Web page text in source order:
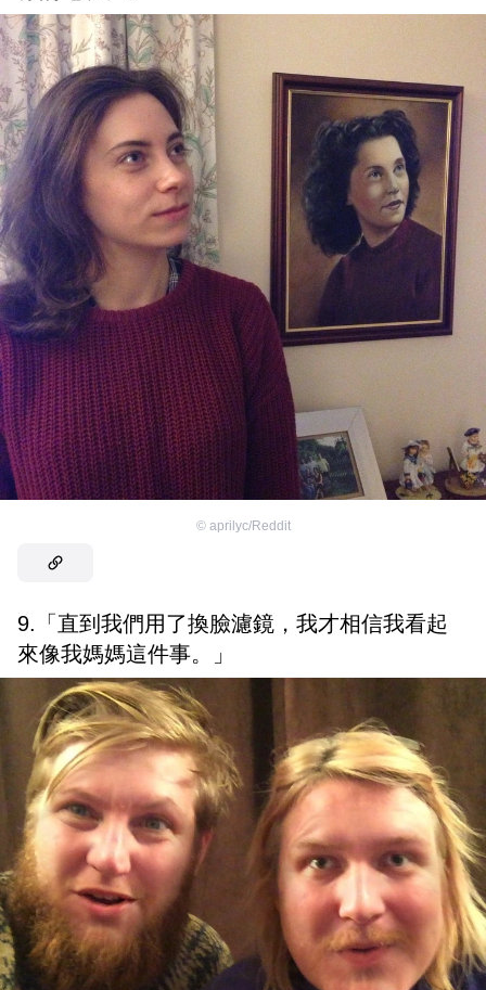
© aprilyc/Reddit
9.「直到我們用了換臉濾鏡，我才相信我看起
來像我媽媽這件事。」